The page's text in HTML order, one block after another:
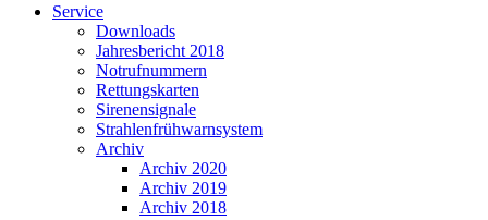
Service
Downloads
Jahresbericht 2018
Notrufnummern
Rettungskarten
Sirenensignale
Strahlenfrühwarnsystem
Archiv
Archiv 2020
Archiv 2019
Archiv 2018